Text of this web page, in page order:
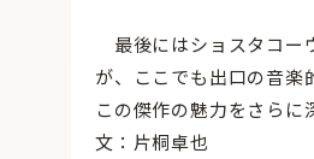
最後にはショスタコー
が、ここでも出口の音楽
この傑作の魅力をさらに
文：片桐卓也